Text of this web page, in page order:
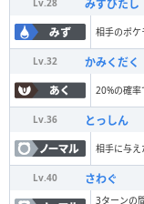
Lv.28 みずびたし
相手のポケ
Lv.32 かみくだく
20%の確率
Lv.36 とっしん
相手に与え
Lv.40 さわぐ
3ターンの